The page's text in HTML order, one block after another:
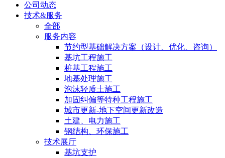
公司动态
技术&服务
全部
服务内容
节约型基础解决方案（设计、优化、咨询）
基坑工程施工
桩基工程施工
地基处理施工
泡沫轻质土施工
加固纠偏等特种工程施工
城市更新-地下空间更新改造
土建、电力施工
钢结构、环保施工
技术展厅
基坑支护